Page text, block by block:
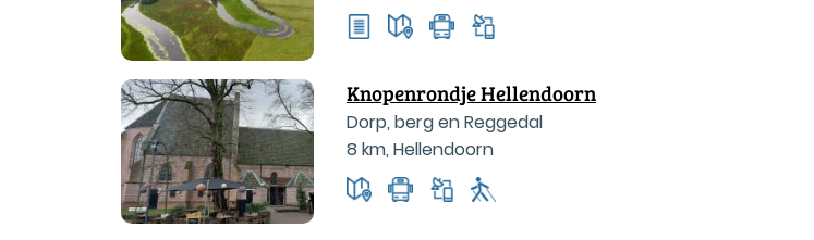
Knopenrondje Hellendoorn
Dorp, berg en Reggedal
8 km, Hellendoorn